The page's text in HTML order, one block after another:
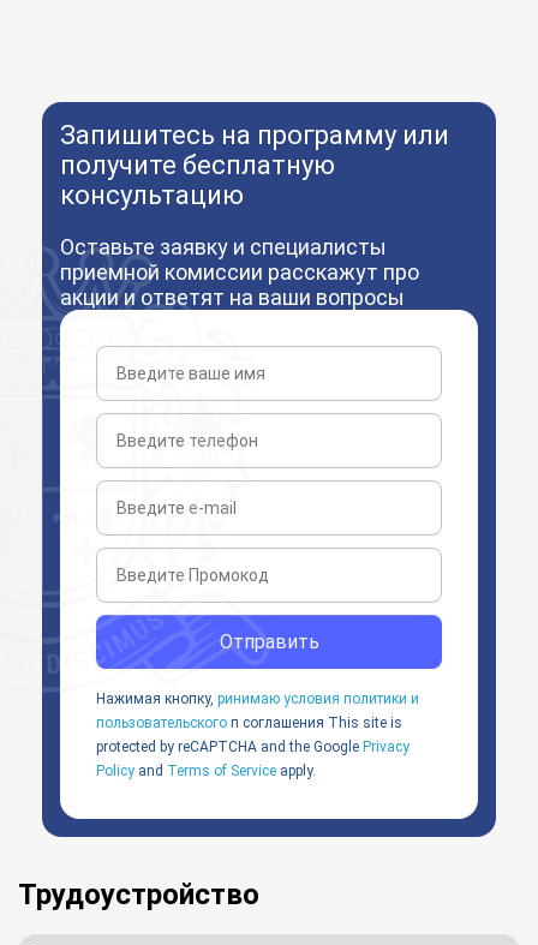
Запишитесь на программу или
получите бесплатную
консультацию
Оставьте заявку и специалисты
приемной комиссии расскажут про
акции и ответят на ваши вопросы
Отправить
Нажимая кнопку, ринимаю условия политики и
пользовательского п соглашения This site is
protected by reCAPTCHA and the Google Privacy
Policy and Terms of Service apply.
Трудоустройство